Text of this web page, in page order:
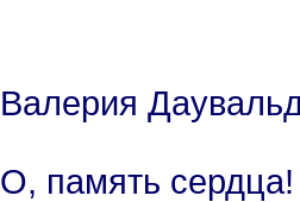
Валерия
О, память